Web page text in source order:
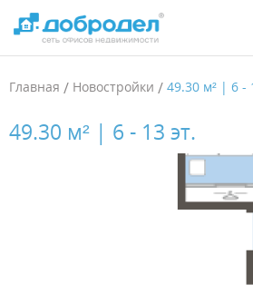
Главная / Новостройки / 49.30 м² | 6 -
49.30 м² | 6 - 13 эт.